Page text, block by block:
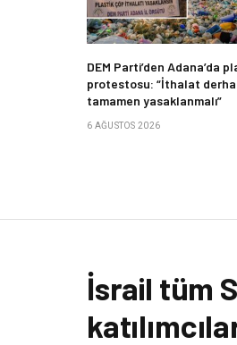
DEM Parti’den Adana’da
protestosu: “İthalat
tamamen yasaklanmalı”
6 AĞUSTOS 2026
İsrail tüm